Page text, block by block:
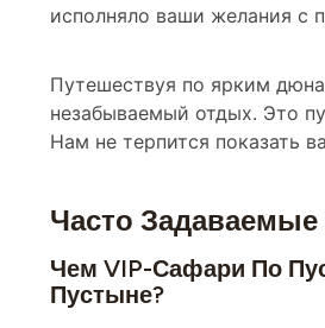
исполняло ваши желания с
Путешествуя по ярким
незабываемый отдых. Это
Нам не терпится показать
Часто
Чем VIP-Сафари По
Пустыне?